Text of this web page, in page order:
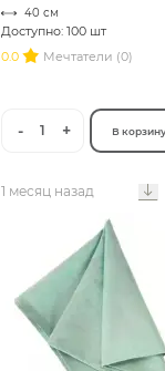
40 см
Доступно: 100 шт
0.0
Мечтатели (0)
- 1 + В корзину
1 месяц назад